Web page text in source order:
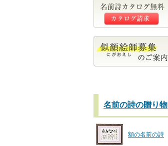
名前の詩の贈り物
額の名前の詩